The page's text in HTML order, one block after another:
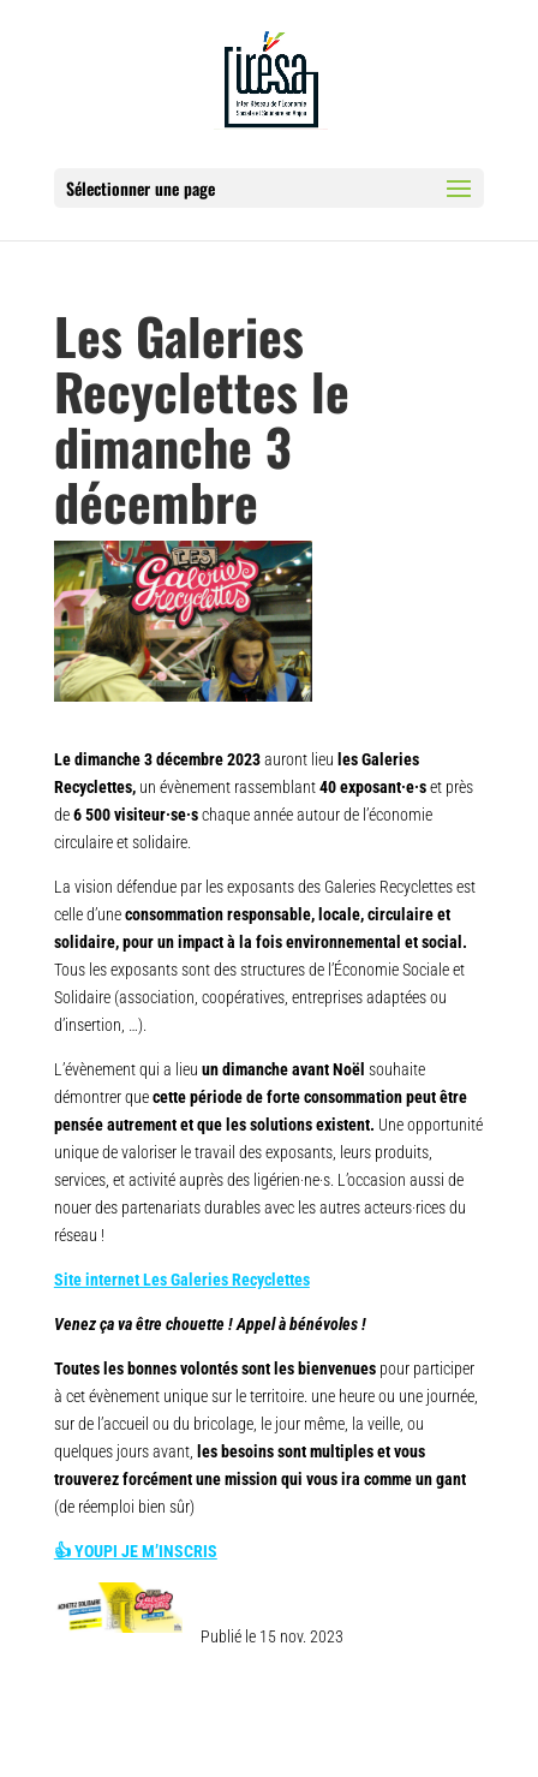
Sélectionner une page
Les Galeries
Recyclettes le
dimanche 3
décembre
Le dimanche 3 décembre 2023auront lieu les Galeries
Recyclettes,un évènement rassemblant40 exposant·e·set près
de6 500 visiteur·se·schaque année autour de l’économie
circulaire et solidaire.
La vision défendue par les exposants des Galeries Recyclettes est
celle d’uneconsommation responsable, locale, circulaire et
solidaire, pour un impact à la fois environnemental et social.
Tous les exposants sont des structures de l’Économie Sociale et
Solidaire (association, coopératives, entreprises adaptées ou
d’insertion, …).
L’évènement qui a lieu un dimanche avant Noël souhaite
démontrer quecette période de forte consommation peut être
pensée autrement et que les solutions existent. Une opportunité
unique de valoriser le travail des exposants, leurs produits,
services, et activité auprès des ligérien·ne·s. L’occasion aussi de
nouer des partenariats durables avec les autres acteurs·rices du
réseau !
Site internet Les Galeries Recyclettes
Venez ça va être chouette ! Appel à bénévoles !
Toutes les bonnes volontés sont les bienvenuespour participer
à cet évènement unique sur le territoire. une heure ou une journée,
sur de l’accueil ou du bricolage, le jour même, la veille, ou
quelques jours avant, les besoins sont multiples et vous
trouverez forcément une mission qui vous ira comme un gant
(de réemploi bien sûr)
👍 YOUPI JE M’INSCRIS
Publié le 15 nov. 2023